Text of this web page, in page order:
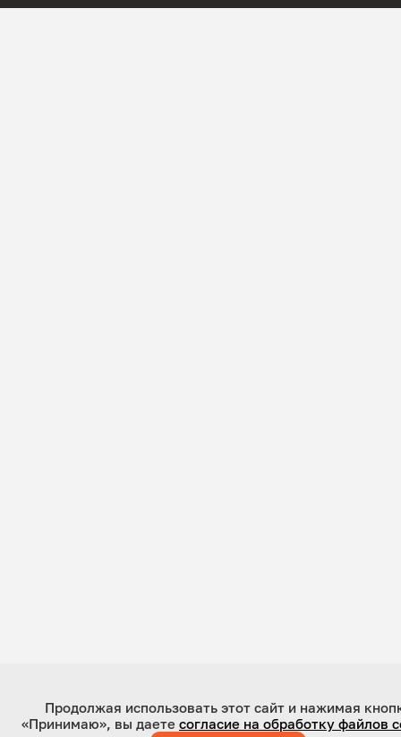
Продолжая использовать этот сайт и нажимая
«Принимаю», вы даете согласие на обработку файлов